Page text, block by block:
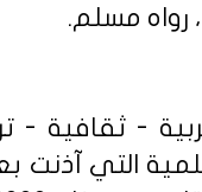
رواه مسلم.
- ثقافية -
التي آذنت